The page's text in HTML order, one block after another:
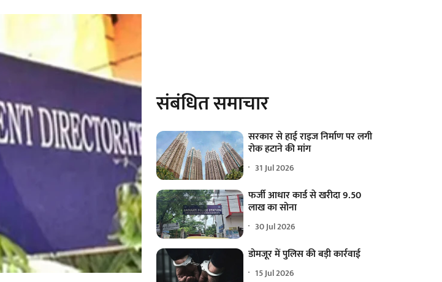
संबंधित समाचार
सरकार से हाई राइज निर्माण पर लगी
रोक हटाने की मांग
31 Jul 2026
फर्जी आधार कार्ड से खरीदा 9.50
लाख का सोना
30 Jul 2026
डोमजूर में पुलिस की बड़ी कार्रवाई
15 Jul 2026